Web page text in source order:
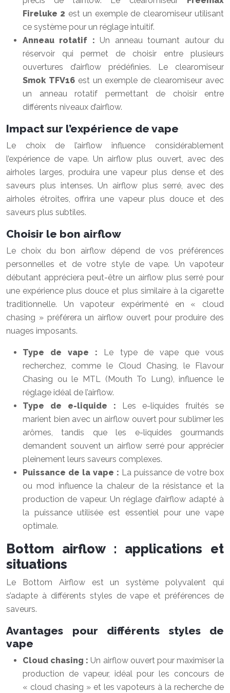
Fireluke 2 est un exemple de clearomiseur utilisant
ce système pour un réglage intuitif.
Anneau rotatif : Un anneau tournant autour du
réservoir qui permet de choisir entre plusieurs
ouvertures d’airflow prédéfinies. Le clearomiseur
Smok TFV16 est un exemple de clearomiseur avec
un anneau rotatif permettant de choisir entre
différents niveaux d’airflow.
Impact sur l’expérience de vape
Le choix de l’airflow influence considérablement
l’expérience de vape. Un airflow plus ouvert, avec des
airholes larges, produira une vapeur plus dense et des
saveurs plus intenses. Un airflow plus serré, avec des
airholes étroites, offrira une vapeur plus douce et des
saveurs plus subtiles.
Choisir le bon airflow
Le choix du bon airflow dépend de vos préférences
personnelles et de votre style de vape. Un vapoteur
débutant appréciera peut-être un airflow plus serré pour
une expérience plus douce et plus similaire à la cigarette
traditionnelle. Un vapoteur expérimenté en « cloud
chasing » préférera un airflow ouvert pour produire des
nuages imposants.
Type de vape : Le type de vape que vous
recherchez, comme le Cloud Chasing, le Flavour
Chasing ou le MTL (Mouth To Lung), influence le
réglage idéal de l’airflow.
Type de e-liquide :
Les e-liquides fruités se
marient bien avec un airflow ouvert pour sublimer les
arômes, tandis que les e-liquides gourmands
demandent souvent un airflow serré pour apprécier
pleinement leurs saveurs complexes.
Puissance de la vape : La puissance de votre box
ou mod influence la chaleur de la résistance et la
production de vapeur. Un réglage d’airflow adapté à
la puissance utilisée est essentiel pour une vape
optimale.
Bottom airflow : applications et
situations
Le Bottom Airflow est un système polyvalent qui
s’adapte à différents styles de vape et préférences de
saveurs.
Avantages pour différents styles de
vape
Cloud chasing : Un airflow ouvert pour maximiser la
production de vapeur, idéal pour les concours de
« cloud chasing » et les vapoteurs à la recherche de